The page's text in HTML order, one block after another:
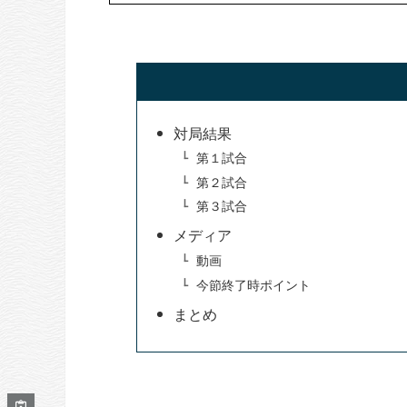
対局結果
第１試合
第２試合
第３試合
メディア
動画
今節終了時ポイント
まとめ